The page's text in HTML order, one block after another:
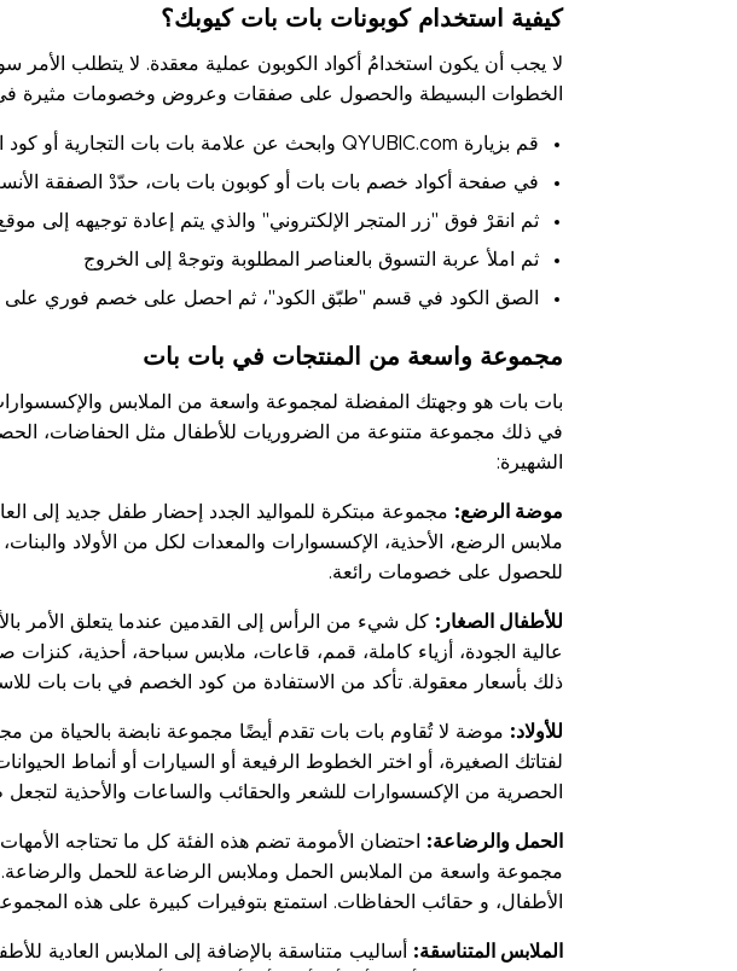
كيفية استخدام كوبونات بات بات كيوبك؟
لا يجب أن يكون استخدامُ أكواد الكوبون عملية معقدة. لا يتطلب
الخطوات البسيطة والحصول على صفقات وعروض وخصومات مثيرة في
قم بزيارة QYUBIC.com وابحث عن علامة بات بات التجارية أو كود الكوبون بات بات.
في صفحة أكواد خصم بات بات أو كوبون بات بات، حدّدْ الصفقة
ثم انقرْ فوق "زر المتجر الإلكتروني" والذي يتم إعادة توجيهه إلى
ثم املأ عربة التسوق بالعناصر المطلوبة وتوجهْ إلى الخروج
الصق الكود في قسم "طبّق الكود"، ثم احصل على خصم فوري على
مجموعة واسعة من المنتجات في بات بات
بات بات هو وجهتك المفضلة لمجموعة واسعة من الملابس والإكسسوارات
في ذلك مجموعة متنوعة من الضروريات للأطفال مثل الحفاضات،
الشهيرة:
موضة الرضع: مجموعة مبتكرة للمواليد الجدد إحضار طفل جديد إلى
ملابس الرضع، الأحذية، الإكسسوارات والمعدات لكل من الأولاد
للحصول على خصومات رائعة.
للأطفال الصغار: كل شيء من الرأس إلى القدمين عندما يتعلق الأمر
عالية الجودة، أزياء كاملة، قمم، قاعات، ملابس سباحة، أحذية،
ذلك بأسعار معقولة. تأكد من الاستفادة من كود الخصم في بات بات
للأولاد: موضة لا تُقاوم بات بات تقدم أيضًا مجموعة نابضة بالحياة من
لفتاتك الصغيرة، أو اختر الخطوط الرفيعة أو السيارات أو أنماط
الحصرية من الإكسسوارات للشعر والحقائب والساعات والأحذية لتجعل
الحمل والرضاعة: احتضان الأمومة تضم هذه الفئة كل ما تحتاجه
مجموعة واسعة من الملابس الحمل وملابس الرضاعة للحمل
الأطفال، و حقائب الحفاظات. استمتع بتوفيرات كبيرة على هذه
الملابس المتناسقة: أساليب متناسقة بالإضافة إلى الملابس العادية